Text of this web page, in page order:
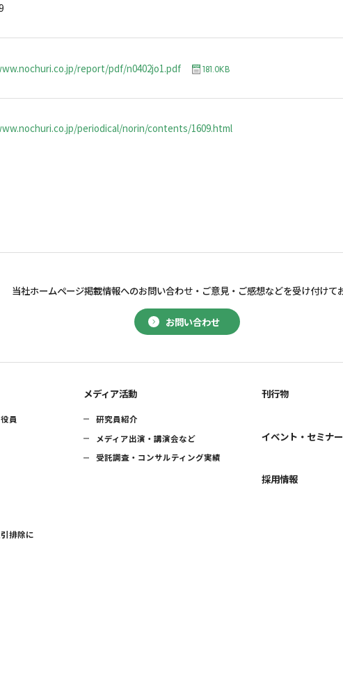
report/pdf/n0402jo1.pdf 181.0KB
periodical/norin/contents/1609.html
お問い合わせ
当社ホームページ掲載情報へのお問い合わせ・ ご意見・ご感想などを受け付けて
員
排除に
メディア活動
研究員紹介
メディア出演・講演会など
受託調査・コンサルティング実績
刊行物
イベント・セミナー
採用情報